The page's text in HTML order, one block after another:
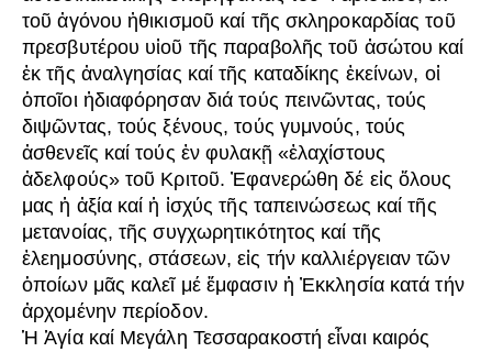
τοῦ ἀγόνου ἠθικισμοῦ καί τῆς σκληροκαρδίας τοῦ
πρεσβυτέρου υἱοῦ τῆς παραβολῆς τοῦ ἀσώτου καί
ἐκ τῆς ἀναλγησίας καί τῆς καταδίκης ἐκείνων, οἱ
ὁποῖοι ἠδιαφόρησαν διά τούς πεινῶντας, τούς
διψῶντας, τούς ξένους, τούς γυμνούς, τούς
ἀσθενεῖς καί τούς ἐν φυλακῇ «ἐλαχίστους
ἀδελφούς» τοῦ Κριτοῦ. Ἐφανερώθη δέ εἰς ὅλους
μας ἡ ἀξία καί ἡ ἰσχύς τῆς ταπεινώσεως καί τῆς
μετανοίας, τῆς συγχωρητικότητος καί τῆς
ἐλεημοσύνης, στάσεων, εἰς τήν καλλιέργειαν τῶν
ὁποίων μᾶς καλεῖ μέ ἔμφασιν ἡ Ἐκκλησία κατά τήν
ἀρχομένην περίοδον.
Ἡ Ἁγία καί Μεγάλη Τεσσαρακοστή εἶναι καιρός